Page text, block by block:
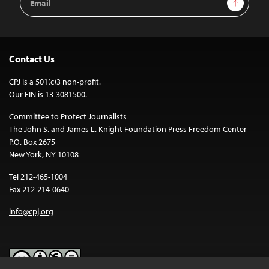
Address
Contact Us
CPJ is a 501(c)3 non-profit.
Our EIN is 13-3081500.
Committee to Protect Journalists
The John S. and James L. Knight Foundation Press Freedom Center
P.O. Box 2675
New York, NY 10108
Tel 212-465-1004
Fax 212-214-0640
info@cpj.org